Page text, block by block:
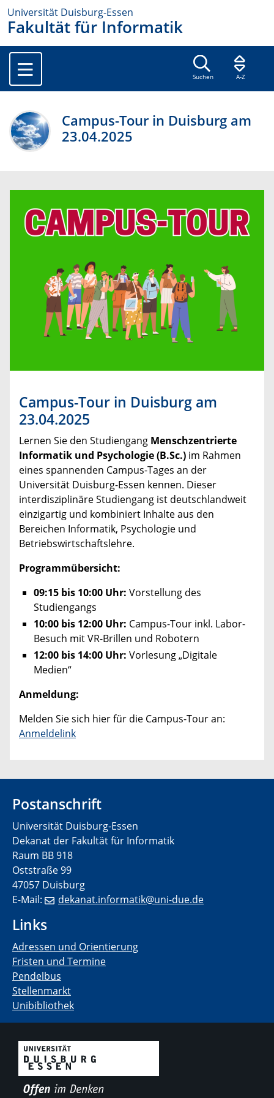
Universität Duisburg-Essen
Fakultät für Informatik
Suchen A-Z
Campus-Tour in Duisburg am
23.04.2025
Campus-Tour in Duisburg am
23.04.2025
Lernen Sie den Studiengang Menschzentrierte
Informatik und Psychologie (B.Sc.) im Rahmen
eines spannenden Campus-Tages an der
Universität Duisburg-Essen kennen. Dieser
interdisziplinäre Studiengang ist deutschlandweit
einzigartig und kombiniert Inhalte aus den
Bereichen Informatik, Psychologie und
Betriebswirtschaftslehre.
Programmübersicht:
09:15 bis 10:00 Uhr: Vorstellung des
Studiengangs
10:00 bis 12:00 Uhr: Campus-Tour inkl. Labor-
Besuch mit VR-Brillen und Robotern
12:00 bis 14:00 Uhr: Vorlesung „Digitale
Medien“
Anmeldung:
Melden Sie sich hier für die Campus-Tour an:
Anmeldelink
Postanschrift
Universität Duisburg-Essen
Dekanat der Fakultät für Informatik
Raum BB 918
Oststraße 99
47057 Duisburg
E-Mail:
dekanat.informatik@uni-due.de
Links
Adressen und Orientierung
Fristen und Termine
Pendelbus
Stellenmarkt
Unibibliothek